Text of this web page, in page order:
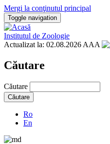
Mergi la conţinutul principal
Toggle navigation
Institutul de Zoologie
Actualizat la: 02.08.2026 AAA
Căutare
Căutare
Ro
En